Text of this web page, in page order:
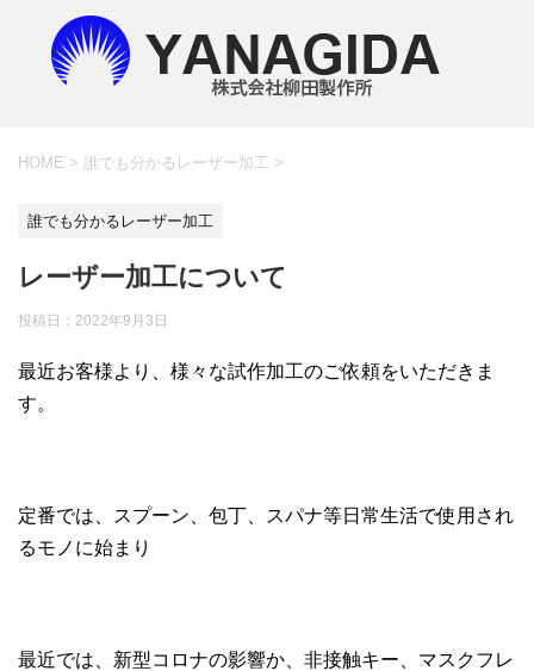
HOME > 誰でも分かるレーザー加工 >
誰でも分かるレーザー加工
レーザー加工について
投稿日： 2022年9月3日
最近お客様より、様々な試作加工のご依頼をいただきま
す。
定番では、スプーン、包丁、スパナ等日常生活で使用され
るモノに始まり
最近では、新型コロナの影響か、非接触キー、マスクフレ